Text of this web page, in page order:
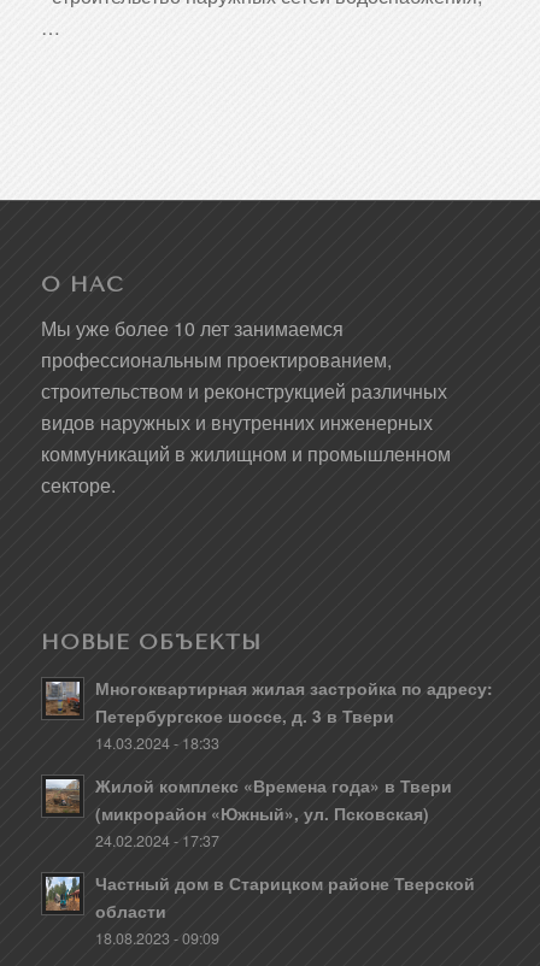
…
О НАС
Мы уже более 10 лет занимаемся
профессиональным проектированием,
строительством и реконструкцией различных
видов наружных и внутренних инженерных
коммуникаций в жилищном и промышленном
секторе.
НОВЫЕ ОБЪЕКТЫ
Многоквартирная жилая застройка по адресу:
Петербургское шоссе, д. 3 в Твери
14.03.2024 - 18:33
Жилой комплекс «Времена года» в Твери
(микрорайон «Южный», ул. Псковская)
24.02.2024 - 17:37
Частный дом в Старицком районе Тверской
области
18.08.2023 - 09:09